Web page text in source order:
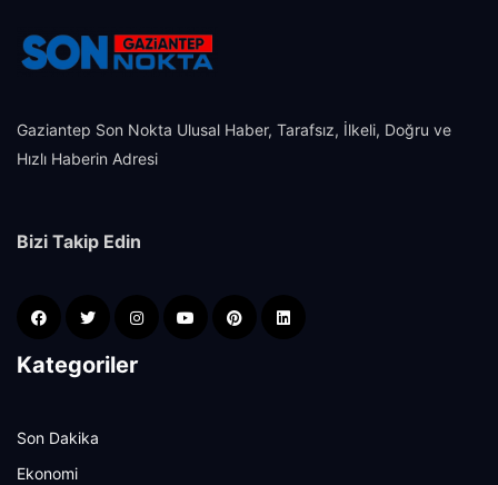
Gaziantep Son Nokta Ulusal Haber, Tarafsız, İlkeli, Doğru ve
Hızlı Haberin Adresi
Bizi Takip Edin
Kategoriler
Son Dakika
Ekonomi